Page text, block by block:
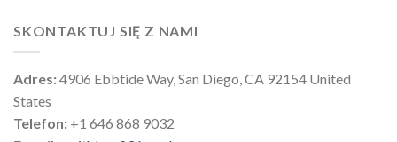
SKONTAKTUJ SIĘ Z NAMI
Adres:4906 Ebbtide Way, San Diego, CA 92154 United
States
Telefon: +1 646 868 9032